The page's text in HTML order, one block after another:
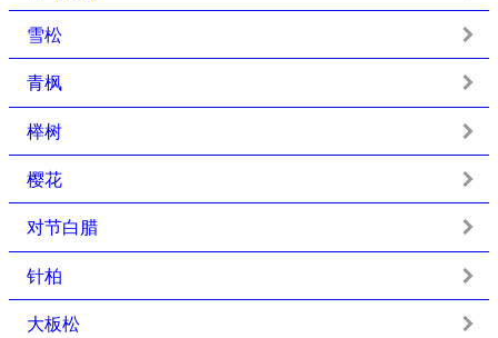
雪松
青枫
榉树
樱花
对节白腊
针柏
大板松